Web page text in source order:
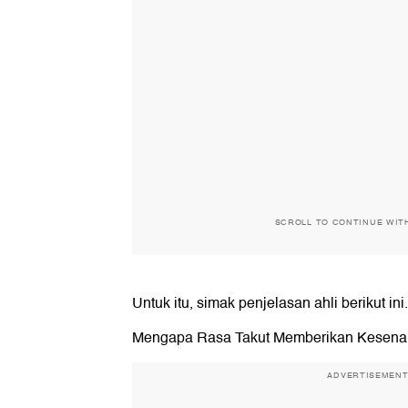
SCROLL TO CONTINUE
Untuk itu, simak penjelasan ahli berikut ini.
Mengapa Rasa Takut Memberikan
ADVERTISEMENT